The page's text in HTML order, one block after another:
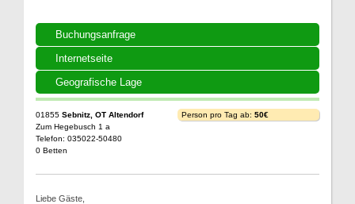
Buchungsanfrage
Internetseite
Geografische Lage
01855 Sebnitz, OT Altendorf
Zum Hegebusch 1 a
Telefon: 035022-50480
0 Betten
Person pro Tag ab: 50€
Liebe Gäste,